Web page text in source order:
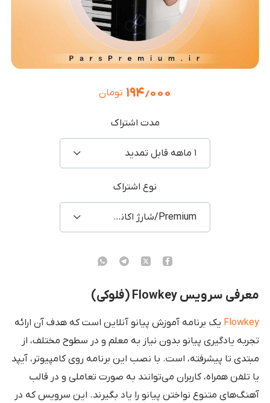
۱۹۴٫۰۰۰ تومان
مدت اشتراک
۱ ماهه قابل تمدید
نوع اشتراک
Premium/شارژ اکانت شخصی
معرفی سرویس Flowkey (فلوکی)
Flowkey یک برنامه آموزش پیانو آنلاین است که هدف آن ارائه
تجربه یادگیری پیانو بدون نیاز به معلم و در سطوح مختلف، از
مبتدی تا پیشرفته، است. با نصب این برنامه روی کامپیوتر، آیپد
یا تلفن همراه، کاربران می‌توانند به صورت تعاملی و در قالب
آهنگ‌های متنوع نواختن پیانو را یاد بگیرند. این سرویس که در